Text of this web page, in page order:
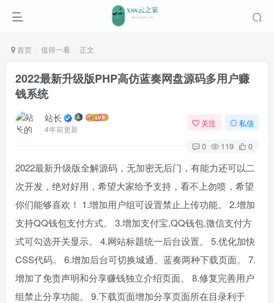
首页 值得一看 正文
2022最新升级版PHP高仿蓝奏网盘源码多用户赚
钱系统
站长
4年前更新
关注 私信
0 119 0
2022最新升级版全解源码，无加密无后门，有能力还可以二
次开发，绝对好用，希望大家给予支持，看不上勿喷，希望
你们能够喜欢！ 1.增加用户组可设置禁止上传功能。 2.增加
支持QQ钱包支付方式。 3.增加支付宝,QQ钱包,微信支付方
式可勾选开关显示。 4.网站标题统一后台设置。 5.优化加快
CSS代码。 6.增加后台可切换城通、蓝奏两种下载页面。 7.
增加了免责声明和分享赚钱独立介绍页面。 8.修复完善用户
组禁止分享功能。 9.下载页面增加分享页面所在目录利于